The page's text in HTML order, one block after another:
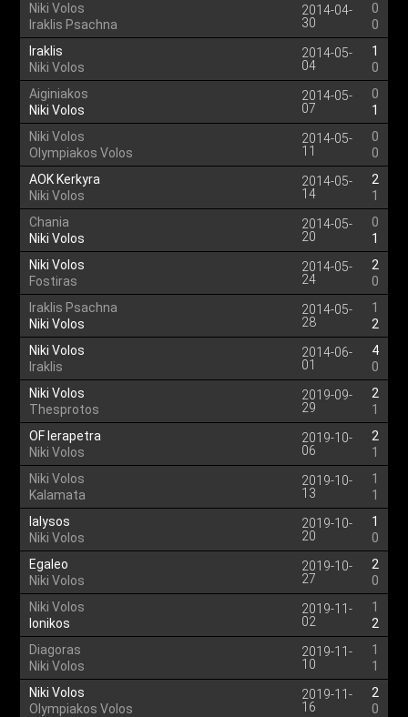
Niki Volos
Iraklis Psachna
2014-04-
30
0
0
Iraklis
Niki Volos
2014-05-
04
1
0
Aiginiakos
Niki Volos
2014-05-
07
0
1
Niki Volos
Olympiakos Volos
2014-05-
11
0
0
AOK Kerkyra
Niki Volos
2014-05-
14
2
1
Chania
Niki Volos
2014-05-
20
0
1
Niki Volos
Fostiras
2014-05-
24
2
0
Iraklis Psachna
Niki Volos
2014-05-
28
1
2
Niki Volos
Iraklis
2014-06-
01
4
0
Niki Volos
Thesprotos
2019-09-
29
2
1
OF Ierapetra
Niki Volos
2019-10-
06
2
1
Niki Volos
Kalamata
2019-10-
13
1
1
Ialysos
Niki Volos
2019-10-
20
1
0
Egaleo
Niki Volos
2019-10-
27
2
0
Niki Volos
Ionikos
2019-11-
02
1
2
Diagoras
Niki Volos
2019-11-
10
1
1
Niki Volos
Olympiakos Volos
2019-11-
16
2
0